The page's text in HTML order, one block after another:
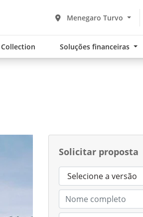
Menegaro Turvo
Collection Soluções financeiras
Solicitar proposta